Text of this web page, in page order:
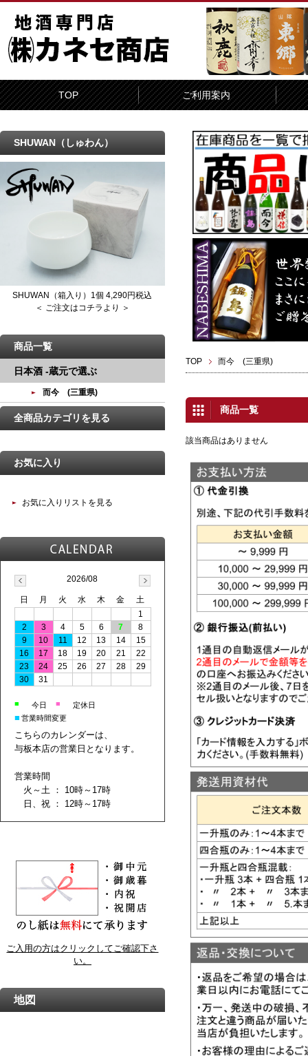
TOP ご利用案内
TOP 而今 (三重県)
商品一覧
該当商品はありません
SHUWAN（しゅわん）
SHUWAN（箱入り）1個 4,290円税込
＜ ご注文はコチラより ＞
商品一覧
日本酒 -蔵元で選ぶ
而今 (三重県)
全商品カテゴリを見る
お気に入り
お気に入りリストを見る
2026/08
日 月 火 水 木 金
土
1
2
3 4 5 6 7
8
9
10 11 12 13 14
15
16
17 18 19 20 21
22
23
24 25 26 27 28
29
30
31
■ 今日 ■ 定休日
■ 営業時間変更
こちらのカレンダーは、
与板本店の営業日となります。
営業時間
火～土 ： 10時～17時
日、祝 ： 12時～17時
ご入用の方はクリックしてご確認下さ
い。
地図